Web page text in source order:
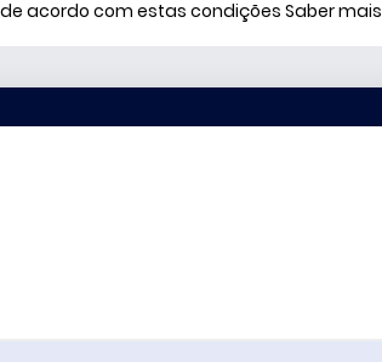
acordo com estas condições Saber mais